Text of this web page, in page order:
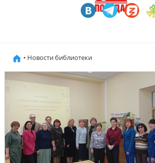
• Новости библиотеки